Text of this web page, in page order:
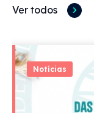
Ver todos
Notícias